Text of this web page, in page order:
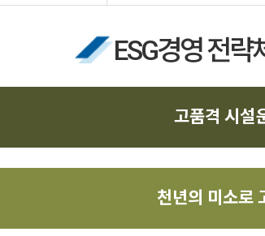
ESG경영 전략
고품격 시설
천년의 미소로